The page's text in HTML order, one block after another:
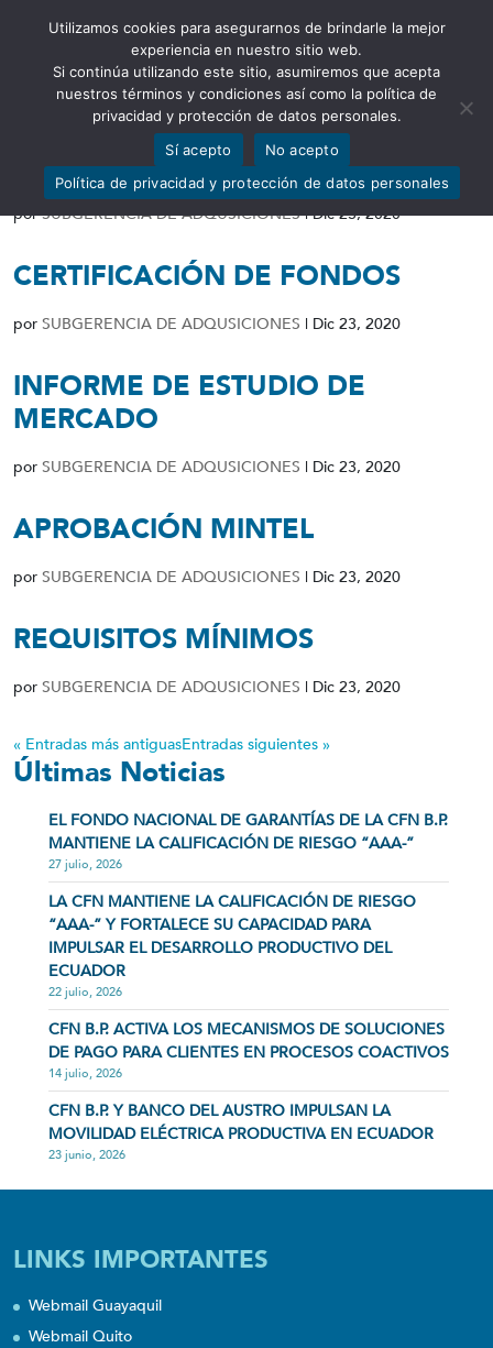
Abrir barra de herramientas
FORMULARIOS
porSUBGERENCIA DE ADQUSICIONES|Dic 23, 2020
CERTIFICACIÓN DE FONDOS
por SUBGERENCIA DE ADQUSICIONES | Dic 23, 2020
INFORME DE ESTUDIO DE
MERCADO
por SUBGERENCIA DE ADQUSICIONES | Dic 23, 2020
APROBACIÓN MINTEL
por SUBGERENCIA DE ADQUSICIONES | Dic 23, 2020
REQUISITOS MÍNIMOS
por SUBGERENCIA DE ADQUSICIONES | Dic 23, 2020
« Entradas más antiguasEntradas siguientes »
Últimas Noticias
EL FONDO NACIONAL DE GARANTÍAS DE LA CFN B.P.
MANTIENE LA CALIFICACIÓN DE RIESGO “AAA-”
27 julio, 2026
LA CFN MANTIENE LA CALIFICACIÓN DE RIESGO
“AAA-” Y FORTALECE SU CAPACIDAD PARA
IMPULSAR EL DESARROLLO PRODUCTIVO DEL
ECUADOR
22 julio, 2026
CFN B.P. ACTIVA LOS MECANISMOS DE SOLUCIONES
DE PAGO PARA CLIENTES EN PROCESOS COACTIVOS
14 julio, 2026
CFN B.P. Y BANCO DEL AUSTRO IMPULSAN LA
MOVILIDAD ELÉCTRICA PRODUCTIVA EN ECUADOR
23 junio, 2026
LINKS IMPORTANTES
Webmail Guayaquil
Webmail Quito
Utilizamos cookies para asegurarnos de brindarle la mejor
experiencia en nuestro sitio web.
Si continúa utilizando este sitio, asumiremos que acepta
nuestros términos y condiciones así como la política de
privacidad y protección de datos personales.
Sí acepto
No acepto
Política de privacidad y protección de datos personales